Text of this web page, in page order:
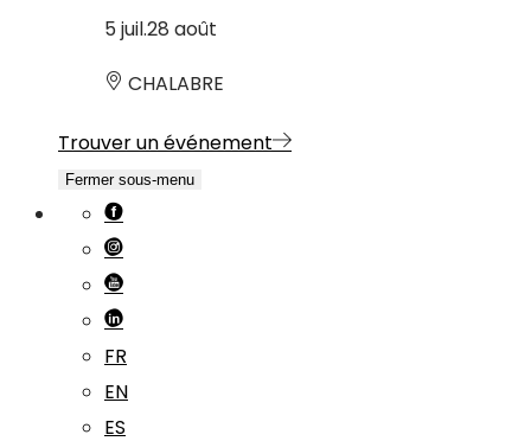
5 juil.28 août
CHALABRE
Trouver un événement
Fermer sous-menu
FR
EN
ES